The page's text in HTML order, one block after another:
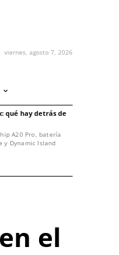
viernes, agosto 7, 2026
qué hay detrás de
A20 Pro, batería
y Dynamic Island
el